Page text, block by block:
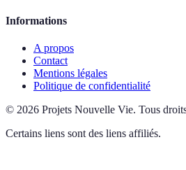
Informations
A propos
Contact
Mentions légales
Politique de confidentialité
© 2026 Projets Nouvelle Vie. Tous
Certains liens sont des liens affiliés.